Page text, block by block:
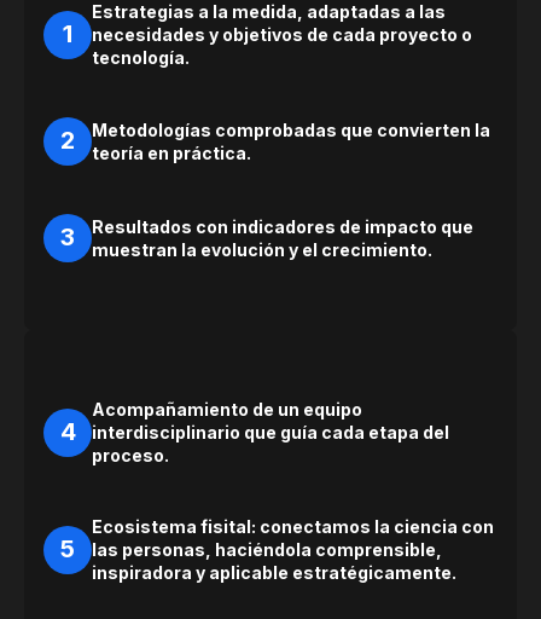
1
Estrategias a la medida, adaptadas a las
necesidades y objetivos de cada proyecto o
tecnología.
2
Metodologías comprobadas que convierten la
teoría en práctica.
3
Resultados con indicadores de impacto que
muestran la evolución y el crecimiento.
4
Acompañamiento de un equipo
interdisciplinario que guía cada etapa del
proceso.
5
Ecosistema fisital: conectamos la ciencia con
las personas, haciéndola comprensible,
inspiradora y aplicable estratégicamente.